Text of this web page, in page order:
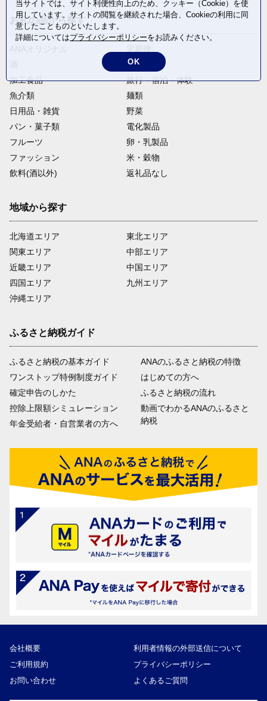
お礼の品から探す
肉類
加工食品
旅行・宿泊・体験
魚介類
麺類
日用品・雑貨
野菜
パン・菓子類
電化製品
フルーツ
卵・乳製品
ファッション
米・穀物
飲料(酒以外)
返礼品なし
地域から探す
北海道エリア
関東エリア
近畿エリア
四国エリア
沖縄エリア
東北エリア
中部エリア
中国エリア
九州エリア
ふるさと納税ガイド
ふるさと納税の基本ガイド
ワンストップ特例制度ガイド
確定申告のしかた
控除上限額シミュレーション
年金受給者・自営業者の方へ
ANAのふるさと納税の特徴
はじめての方へ
ふるさと納税の流れ
動画でわかるANAのふるさと
納税
会社概要
利用者情報の外部送信について
ご利用規約
プライバシーポリシー
お問い合わせ
よくあるご質問
当サイトでは、サイト利便性向上のため、クッキー（Cookie）を使
用しています。サイトの閲覧を継続された場合、Cookieの利用に同
意したことものといたします。
詳細についてはプライバシーポリシーをお読みください。
OK